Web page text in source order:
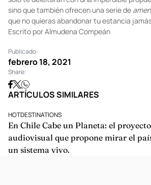
Lujo en 150 habitaciones, suites con
balcones privados,
¿qué más se puede
paradisiaca playa de México? Pues el
eso y mucho más con su nueva
solo te deleitarán con una imperdible
sino que también ofrecen una serie de
que no quieras abandonar tu estancia jamás.
Escrito por Almudena Compeán
Publicado:
febrero 18, 2021
Share:
ARTÍCULOS SIMILARES